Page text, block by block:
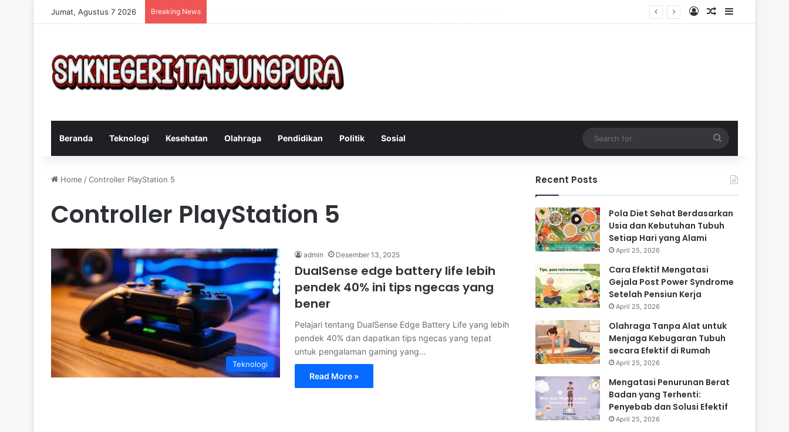
Jumat, Agustus 7 2026 Breaking News Log InRandom Article
Sidebar
Beranda Teknologi Kesehatan Olahraga Pendidikan Politik Sosial
for
Home /Controller PlayStation 5
Controller PlayStation 5
Teknologi
admin Desember 13, 2025
DualSense edge battery life lebih
pendek 40% ini tips ngecas yang
bener
Pelajari tentang DualSense Edge Battery Life yang lebih
pendek 40% dan dapatkan tips ngecas yang tepat
untuk pengalaman gaming yang…
Read More »
Recent Posts
Pola Diet Sehat Berdasarkan
Usia dan Kebutuhan Tubuh
Setiap Hari yang Alami
April 25, 2026
Cara Efektif Mengatasi
Gejala Post Power Syndrome
Setelah Pensiun Kerja
April 25, 2026
Olahraga Tanpa Alat untuk
Menjaga Kebugaran Tubuh
secara Efektif di Rumah
April 25, 2026
Mengatasi Penurunan Berat
Badan yang Terhenti:
Penyebab dan Solusi Efektif
April 25, 2026